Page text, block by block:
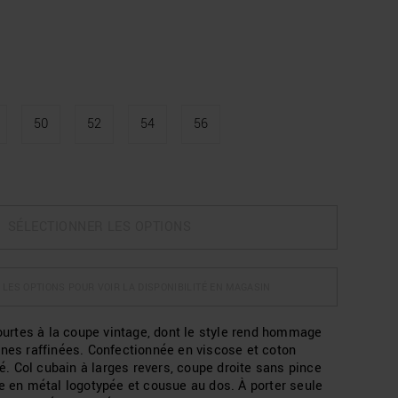
50 52 54 56
à la coupe vintage, dont le style rend hommage
raffinées. Confectionnée en viscose et coton
Col cubain à larges revers, coupe droite sans pince
en métal logotypée et cousue au dos. À porter seule